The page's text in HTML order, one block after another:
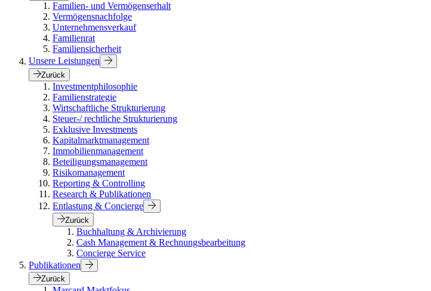
Familien- und Vermögenserhalt
Vermögensnachfolge
Unternehmensverkauf
Familienrat
Familiensicherheit
Unsere Leistungen
Zurück
Investmentphilosophie
Familienstrategie
Wirtschaftliche Strukturierung
Steuer-/ rechtliche Strukturierung
Exklusive Investments
Kapitalmarktmanagement
Immobilienmanagement
Beteiligungsmanagement
Risikomanagement
Reporting & Controlling
Research & Publikationen
Entlastung & Concierge
Zurück
Buchhaltung & Archivierung
Cash Management & Rechnungsbearbeitung
Concierge Service
Publikationen
Zurück